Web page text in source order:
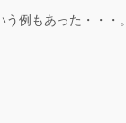
例もあった・・・。